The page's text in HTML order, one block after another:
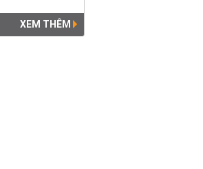
XEM THÊM